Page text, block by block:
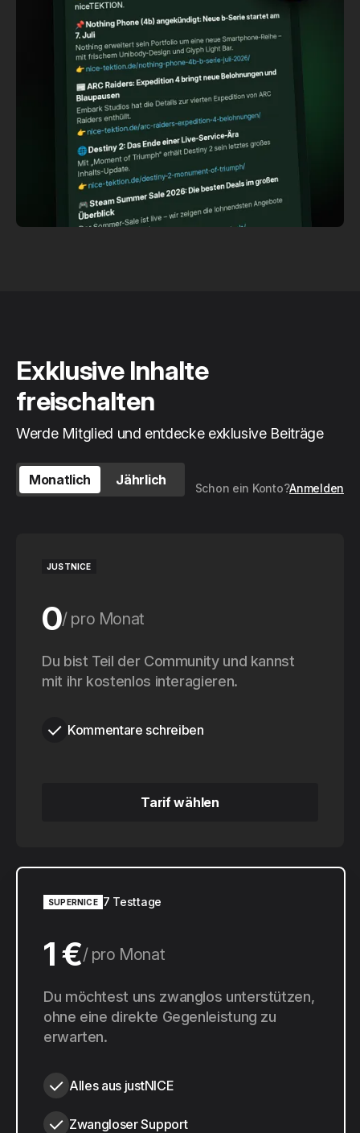
Exklusive Inhalte
freischalten
Werde Mitglied und entdecke exklusive Beiträge
Monatlich Jährlich
Schon ein Konto?Anmelden
JUSTNICE
0 pro Monat
0 pro Jahr
Du bist Teil der Community und kannst
mit ihr kostenlos interagieren.
Kommentare schreiben
Tarif wählen
SUPERNICE 7 Testtage
1 € pro Monat
10 € pro Jahr
Du möchtest uns zwanglos unterstützen,
ohne eine direkte Gegenleistung zu
erwarten.
Alles aus justNICE
Zwangloser Support